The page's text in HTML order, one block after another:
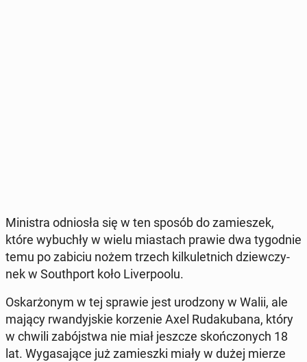
Mi­ni­stra od­nio­sła się w ten sposób do za­mie­szek,
które wy­bu­chły w wielu mia­stach prawie dwa ty­go­dnie
temu po zabiciu nożem trzech kil­ku­let­nich dziew­czy­
nek w So­uth­port koło Li­ver­po­olu.
Oskar­żo­nym w tej sprawie jest uro­dzo­ny w Walii, ale
mający rwan­dyj­skie ko­rze­nie Axel Ru­da­ku­ba­na, który
w chwili za­bój­stwa nie miał jeszcze skoń­czo­nych 18
lat. Wy­ga­sa­ją­ce już za­miesz­ki miały w dużej mierze